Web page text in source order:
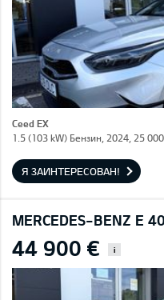
Ceed EX
1.5 (103 kW) Бензин, 2024, 25
Я ЗАИНТЕРЕСОВАН!
MERCEDES-BENZ E
44 900 € i